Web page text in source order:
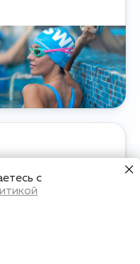
для прогресса,
с